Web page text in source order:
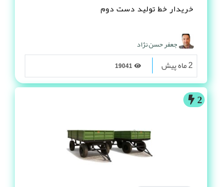
خریدار خط تولید دست دوم
جعفر حسن نژاد
2 ماه پیش
2